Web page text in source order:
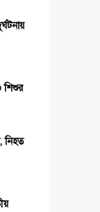
শিশুর
নিহত